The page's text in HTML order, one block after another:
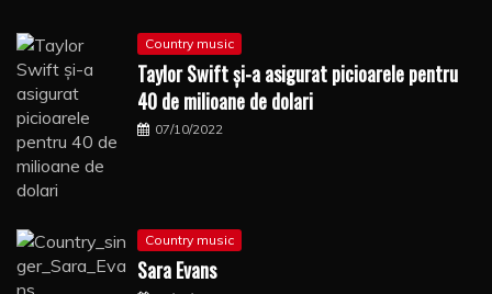
Country music
Taylor Swift şi-a asigurat picioarele pentru
40 de milioane de dolari
07/10/2022
Country music
Sara Evans